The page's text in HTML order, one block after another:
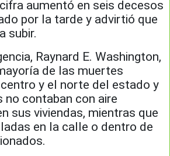
aumentó en seis decesos
por la tarde y advirtió que
subir.
Raynard E. Washington,
de las muertes
y el norte del estado y
contaban con aire
sus viviendas, mientras que
en la calle o dentro de